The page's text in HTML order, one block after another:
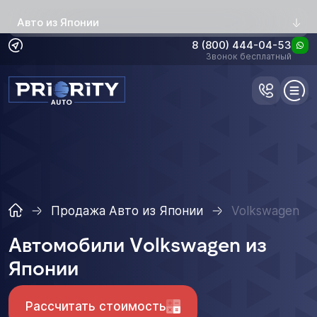
Авто из Японии
8 (800) 444-04-53
Звонок бесплатный
Продажа Авто из Японии Volkswagen
Автомобили Volkswagen из
Японии
Рассчитать стоимость